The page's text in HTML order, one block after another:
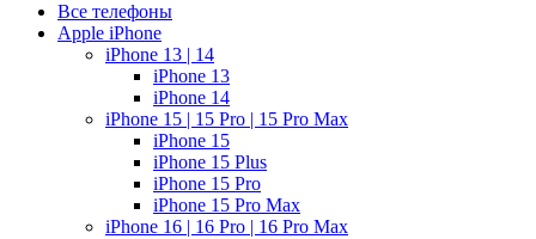
Все телефоны
Apple iPhone
iPhone 13 | 14
iPhone 13
iPhone 14
iPhone 15 | 15 Pro | 15 Pro Max
iPhone 15
iPhone 15 Plus
iPhone 15 Pro
iPhone 15 Pro Max
iPhone 16 | 16 Pro | 16 Pro Max